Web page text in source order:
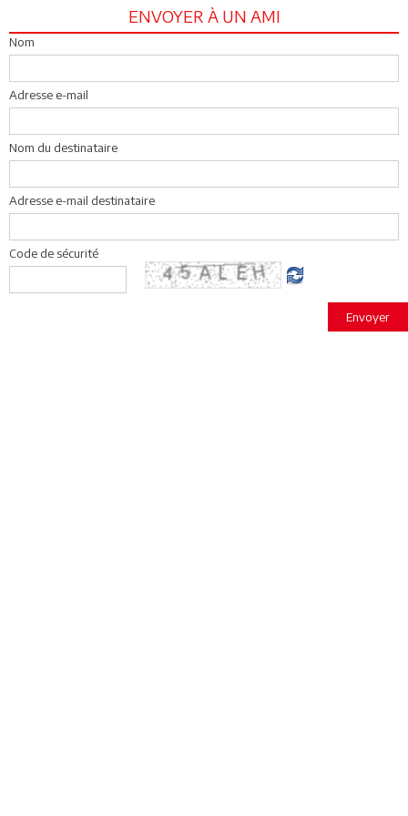
ENVOYER À UN AMI
Nom
Adresse e-mail
Nom du destinataire
Adresse e-mail destinataire
Code de sécurité
Envoyer